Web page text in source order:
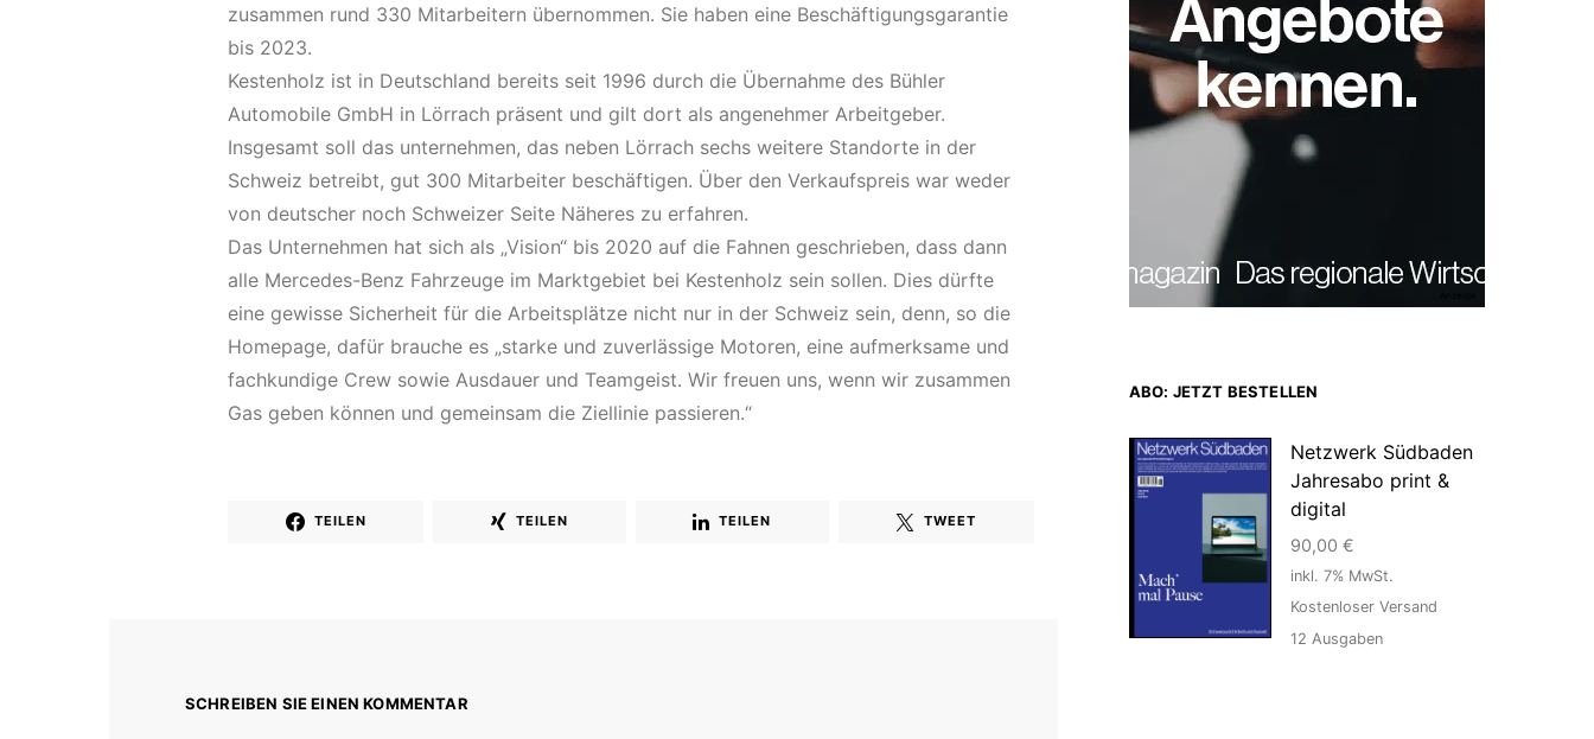
zusammen rund 330 Mitarbeitern übernommen. Sie haben eine Beschäftigungsgarantie
bis 2023.
Kestenholz ist in Deutschland bereits seit 1996 durch die Übernahme des Bühler
Automobile GmbH in Lörrach präsent und gilt dort als angenehmer Arbeitgeber.
Insgesamt soll das unternehmen, das neben Lörrach sechs weitere Standorte in der
Schweiz betreibt, gut 300 Mitarbeiter beschäftigen. Über den Verkaufspreis war weder
von deutscher noch Schweizer Seite Näheres zu erfahren.
Das Unternehmen hat sich als „Vision“ bis 2020 auf die Fahnen geschrieben, dass dann
alle Mercedes-Benz Fahrzeuge im Marktgebiet bei Kestenholz sein sollen. Dies dürfte
eine gewisse Sicherheit für die Arbeitsplätze nicht nur in der Schweiz sein, denn, so die
Homepage, dafür brauche es „starke und zuverlässige Motoren, eine aufmerksame und
fachkundige Crew sowie Ausdauer und Teamgeist. Wir freuen uns, wenn wir zusammen
Gas geben können und gemeinsam die Ziellinie passieren.“
TEILEN TEILEN TEILEN TWEET
SCHREIBEN SIE EINEN KOMMENTAR
ABO: JETZT BESTELLEN
Netzwerk Südbaden
Jahresabo print &
digital
90,00 €
inkl. 7% MwSt.
Kostenloser Versand
12 Ausgaben